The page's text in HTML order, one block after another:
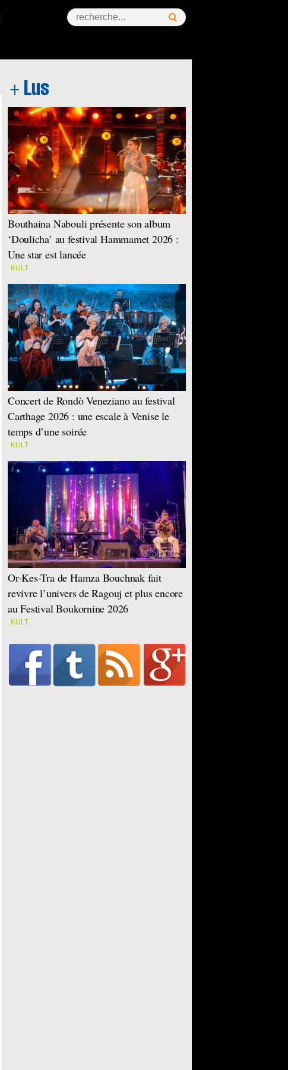
Bouthaina Nabouli présente son album
‘Doulicha’ au festival Hammamet 2026 :
Une star est lancée
KULT
Concert de Rondò Veneziano au festival
Carthage 2026 : une escale à Venise le
temps d’une soirée
KULT
Or-Kes-Tra de Hamza Bouchnak fait
revivre l’univers de Ragouj et plus encore
au Festival Boukornine 2026
KULT